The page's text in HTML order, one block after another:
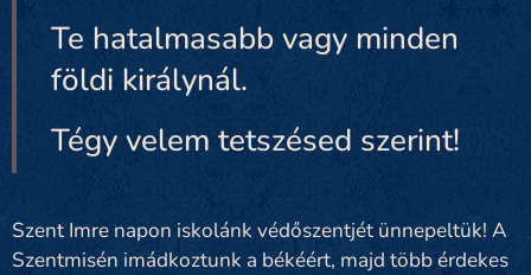
Te hatalmasabb vagy minden
földi királynál.
Tégy velem tetszésed szerint!
Szent Imre napon iskolánk védőszentjét ünnepeltük! A
Szentmisén imádkoztunk a békéért, majd több érdekes